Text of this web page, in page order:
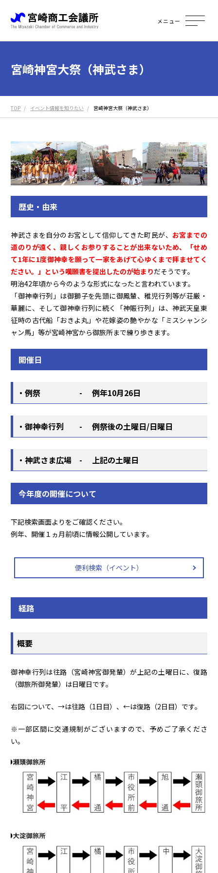
メニュー
宮崎神宮大祭（神武さま）
TOP イベント情報を知りたい 宮崎神宮大祭（神武さま）
歴史・由来
神武さまを自分のお宮として信仰してきた町民が、 お宮までの
道のりが遠く、親しくお参りすることが出来ないため、「せめ
て1年に1度御神幸を願って一家をあげて心ゆくまで拝ませてく
ださい。」という嘆願書を提出したのが始まりだそうです。
明治42年頃から今のような形式になったと言われています。
「御神幸行列」は御獅子を先頭に御鳳輦、稚児行列等が荘厳・
華麗に、そして御神幸行列に続く「神賑行列」は、神武天皇東
征時の古代船「おきよ丸」や花嫁姿の艶やかな「ミスシャンシ
ャン馬」等が宮崎神宮から御旅所まで練り歩きます。
開催日
・例祭 - 例年10月26日
・御神幸行列 - 例祭後の土曜日/日曜日
・神武さま広場 - 上記の土曜日
今年度の開催について
下記検索画面よりをご確認ください。
例年、開催１ヵ月前頃に情報公開しています。
便利検索（イベント）
経路
概要
御神幸行列は往路（宮崎神宮御発輦）が上記の土曜日に、復路
（御旅所御発輦）は日曜日です。
右図について、→は往路（1日目）、←は復路（2日目）です。
※一部区間に交通規制がございますので、予めご了承くださ
い。